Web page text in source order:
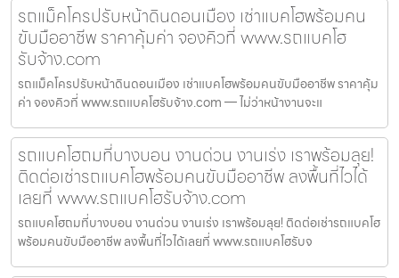
รถแม็คโครปรับหน้าดินดอนเมือง เช่าแบคโฮพร้อมคน
ขับมืออาชีพ ราคาคุ้มค่า จองคิวที่ www.รถแบคโฮ
รับจ้าง.com
รถแม็คโครปรับหน้าดินดอนเมือง เช่าแบคโฮพร้อมคนขับมืออาชีพ ราคาคุ้ม
ค่า จองคิวที่ www.รถแบคโฮรับจ้าง.com — ไม่ว่าหน้างานจะแ
รถแบคโฮถมที่บางบอน งานด่วน งานเร่ง เราพร้อมลุย!
ติดต่อเช่ารถแบคโฮพร้อมคนขับมืออาชีพ ลงพื้นที่ไวได้
เลยที่ www.รถแบคโฮรับจ้าง.com
รถแบคโฮถมที่บางบอน งานด่วน งานเร่ง เราพร้อมลุย! ติดต่อเช่ารถแบคโฮ
พร้อมคนขับมืออาชีพ ลงพื้นที่ไวได้เลยที่ www.รถแบคโฮรับจ